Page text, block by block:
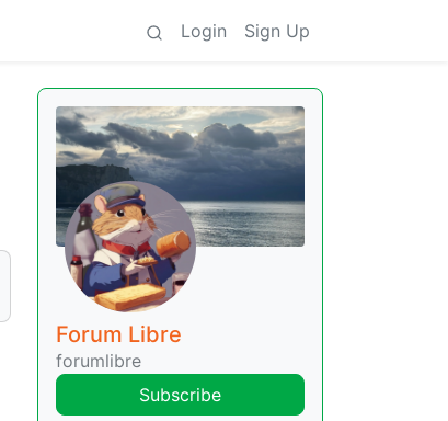
Login Sign Up
Forum Libre
forumlibre
Subscribe